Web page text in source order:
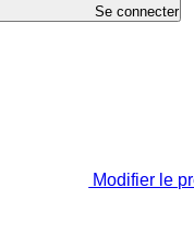
Se connecter
Modifier le